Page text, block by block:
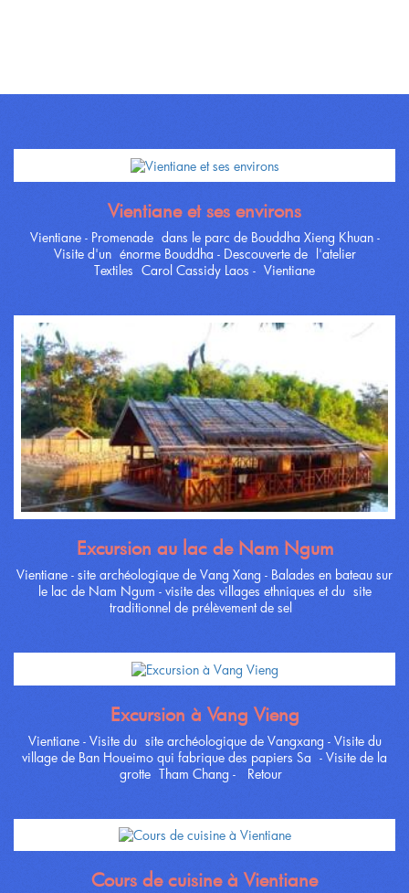
Vientiane et ses environs
Vientiane - Promenade dans le parc de Bouddha Xieng Khuan -
Visite d'un énorme Bouddha - Descouverte de l'atelier
Textiles Carol Cassidy Laos - Vientiane
Excursion au lac de Nam Ngum
Vientiane - site archéologique de Vang Xang - Balades en bateau sur
le lac de Nam Ngum - visite des villages ethniques et du site
traditionnel de prélèvement de sel
Excursion à Vang Vieng
Vientiane - Visite du site archéologique de Vangxang - Visite du
village de Ban Houeimo qui fabrique des papiers Sa - Visite de la
grotte Tham Chang - Retour
Cours de cuisine à Vientiane